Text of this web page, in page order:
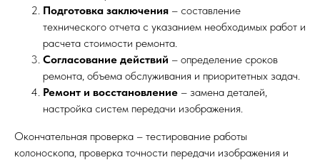
Подготовка заключения – составление
технического отчета с указанием необходимых работ и
расчета стоимости ремонта.
Согласование действий – определение сроков
ремонта, объема обслуживания и приоритетных задач.
Ремонт и восстановление – замена деталей,
настройка систем передачи изображения.
Окончательная проверка – тестирование работы
колоноскопа, проверка точности передачи изображения и